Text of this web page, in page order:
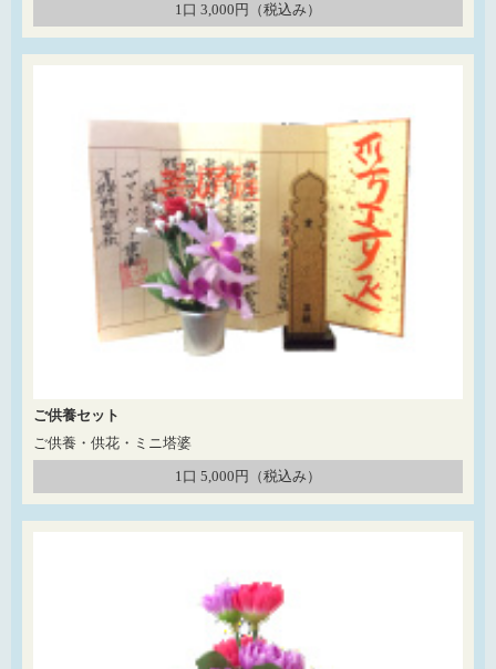
1口 3,000円（税込み）
ご供養セット
ご供養・供花・ミニ塔婆
1口 5,000円（税込み）